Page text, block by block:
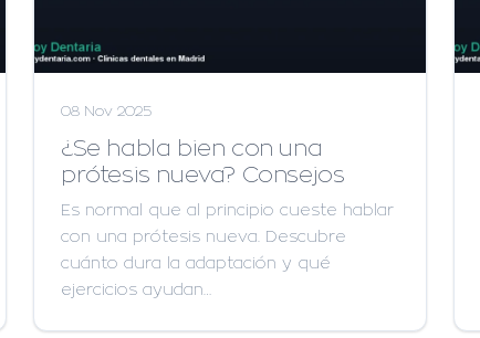
08 Nov 2025
¿Se habla bien con una
prótesis nueva? Consejos
Es normal que al principio cueste hablar
con una prótesis nueva. Descubre
cuánto dura la adaptación y qué
ejercicios ayudan…